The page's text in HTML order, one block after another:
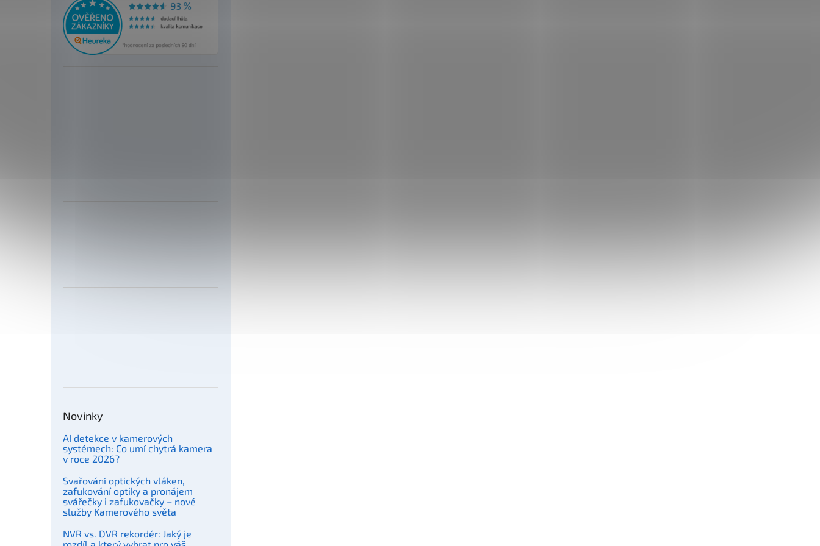
Novinky
AI detekce v kamerových
systémech: Co umí chytrá kamera
v roce 2026?
Svařování optických vláken,
zafukování optiky a pronájem
svářečky i zafukovačky – nové
služby Kamerového světa
NVR vs. DVR rekordér: Jaký je
rozdíl a který vybrat pro váš